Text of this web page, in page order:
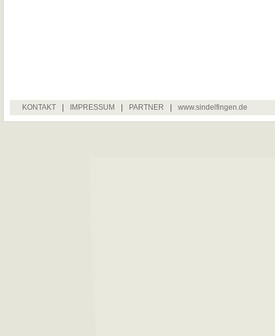
KONTAKT | IMPRESSUM | PARTNER | www.sindelfingen.de